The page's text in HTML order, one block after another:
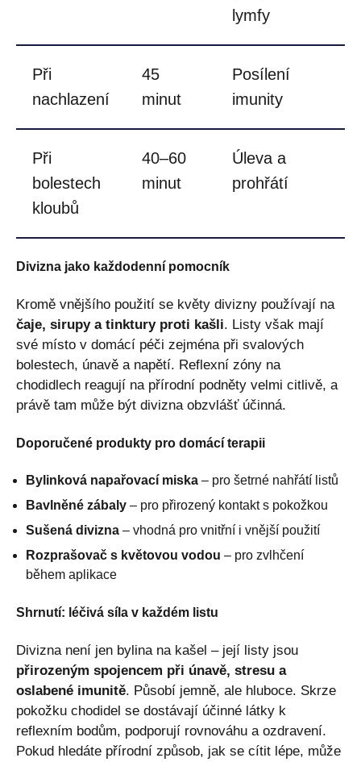
lymfy
Při
nachlazení
45
minut
Posílení
imunity
Při
bolestech
kloubů
40–60
minut
Úleva a
prohřátí
Divizna jako každodenní pomocník
Kromě vnějšího použití se květy divizny používají na
čaje, sirupy a tinktury proti kašli. Listy však mají
své místo v domácí péči zejména při svalových
bolestech, únavě a napětí. Reflexní zóny na
chodidlech reagují na přírodní podněty velmi citlivě, a
právě tam může být divizna obzvlášť účinná.
Doporučené produkty pro domácí terapii
Bylinková napařovací miska – pro šetrné nahřátí listů
Bavlněné zábaly – pro přirozený kontakt s pokožkou
Sušená divizna – vhodná pro vnitřní i vnější použití
Rozprašovač s květovou vodou – pro zvlhčení
během aplikace
Shrnutí: léčivá síla v každém listu
Divizna není jen bylina na kašel – její listy jsou
přirozeným spojencem při únavě, stresu a
oslabené imunitě. Působí jemně, ale hluboce. Skrze
pokožku chodidel se dostávají účinné látky k
reflexním bodům, podporují rovnováhu a ozdravení.
Pokud hledáte přírodní způsob, jak se cítit lépe, může